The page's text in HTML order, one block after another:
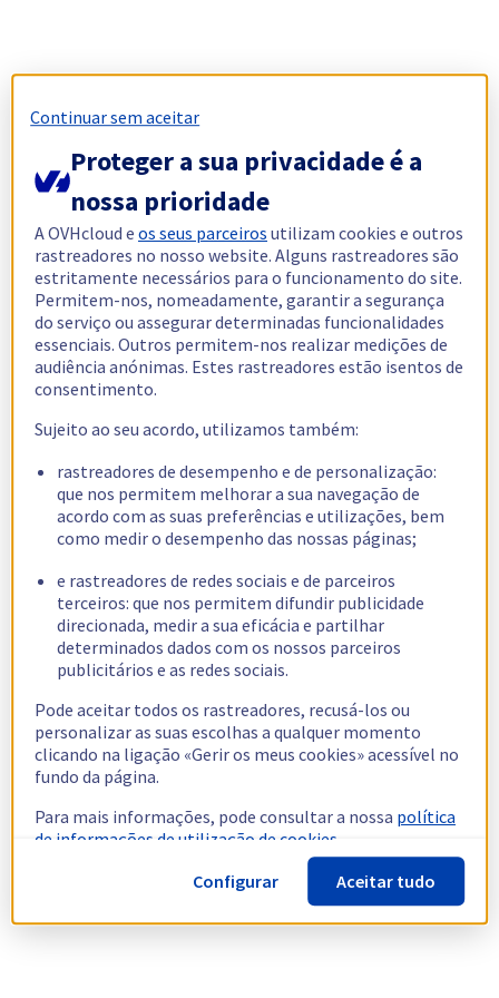
Continuar sem aceitar
Proteger a sua privacidade é a
nossa prioridade
A OVHcloud eos seus parceiros utilizam cookies e outros
rastreadores no nosso website. Alguns rastreadores são
estritamente necessários para o funcionamento do site.
Permitem-nos, nomeadamente, garantir a segurança
do serviço ou assegurar determinadas funcionalidades
essenciais. Outros permitem-nos realizar medições de
audiência anónimas. Estes rastreadores estão isentos de
consentimento.
Sujeito ao seu acordo, utilizamos também:
rastreadores de desempenho e de personalização:
que nos permitem melhorar a sua navegação de
acordo com as suas preferências e utilizações, bem
como medir o desempenho das nossas páginas;
e rastreadores de redes sociais e de parceiros
terceiros: que nos permitem difundir publicidade
direcionada, medir a sua eficácia e partilhar
determinados dados com os nossos parceiros
publicitários e as redes sociais.
Pode aceitar todos os rastreadores, recusá-los ou
personalizar as suas escolhas a qualquer momento
clicando na ligação «Gerir os meus cookies» acessível no
fundo da página.
Para mais informações, pode consultar a nossa política
de informações de utilização de cookies.
Configurar
Aceitar tudo